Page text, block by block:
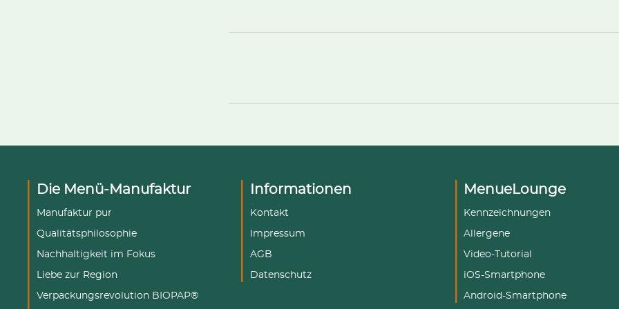
Die Menü-Manufaktur
Manufaktur pur
Qualitätsphilosophie
Nachhaltigkeit im Fokus
Liebe zur Region
Verpackungsrevolution BIOPAP®
Informationen
Kontakt
Impressum
AGB
Datenschutz
MenueLounge
Kennzeichnungen
Allergene
Video-Tutorial
iOS-Smartphone
Android-Smartphone